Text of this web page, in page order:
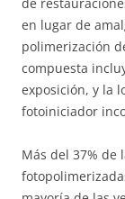
en lugar de
polimerización
compuesta
exposición, y la
fotoiniciador
Más del 37% de